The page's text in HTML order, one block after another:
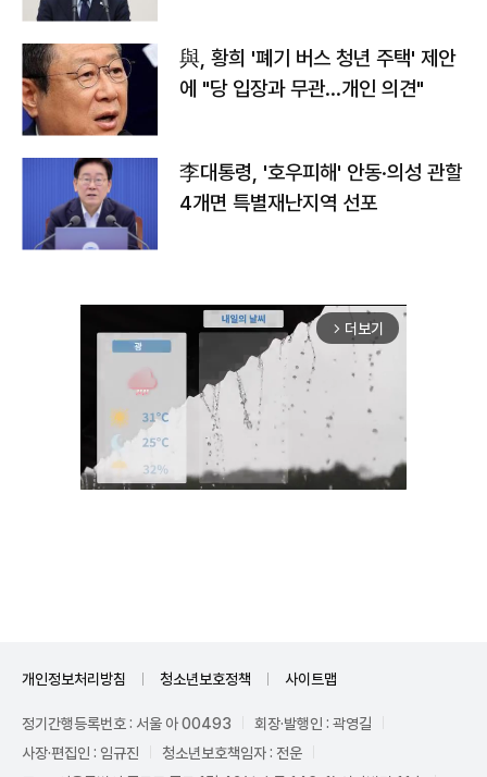
與, 황희 '폐기 버스 청년 주택' 제안
에 "당 입장과 무관…개인 의견"
李대통령, '호우피해' 안동·의성 관할
4개면 특별재난지역 선포
arrow_forward_ios 더보기
개인정보처리방침 청소년보호정책 사이트맵
정기간행등록번호 : 서울 아 00493
회장·발행인 : 곽영길
사장·편집인 : 임규진
청소년보호책임자 : 전운